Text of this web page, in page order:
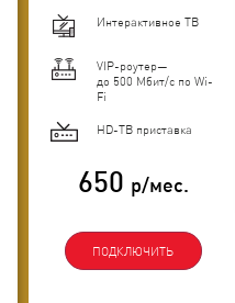
Интерактивное ТВ
VIP-роутер—
до 500 Мбит/с по Wi-
Fi
HD-ТВ приставка
650 р/мес.
ПОДКЛЮЧИТЬ